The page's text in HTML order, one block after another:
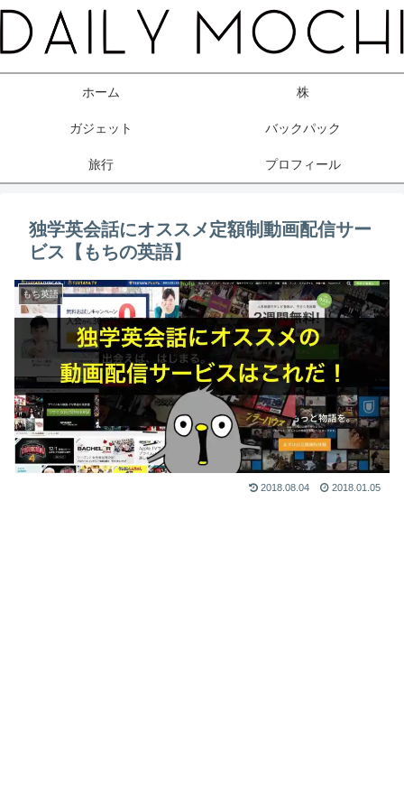
ホーム 株
ガジェット バックパック
旅行 プロフィール
独学英会話にオススメ定額制動画配信サー
ビス【もちの英語】
もち英語
2018.08.04 2018.01.05